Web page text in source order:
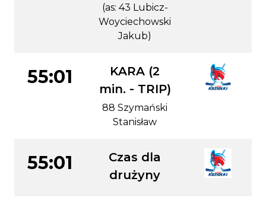
(as: 43 Lubicz-
Woyciechowski
Jakub)
55:01
KARA (2
min. - TRIP)
88 Szymański
Stanisław
55:01
Czas dla
drużyny